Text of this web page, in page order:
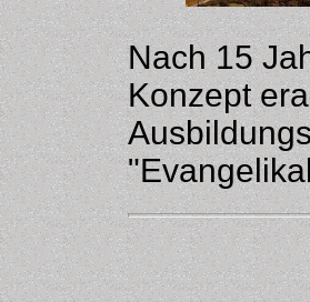
Nach 15
Konzept